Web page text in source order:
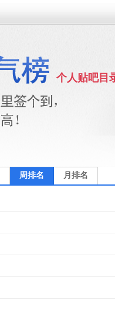
个人贴吧目
周排名 月排名